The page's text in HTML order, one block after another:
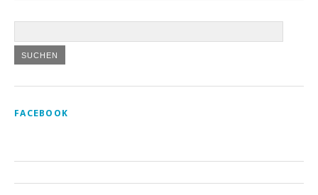
FACEBOOK